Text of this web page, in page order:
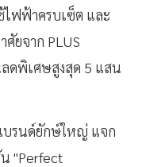
ไฟฟ้าครบเซ็ต และ
ยจาก PLUS
ลดพิเศษสูงสุด 5 แสน
บรนด์ยักษ์ใหญ่ แจก
"Perfect